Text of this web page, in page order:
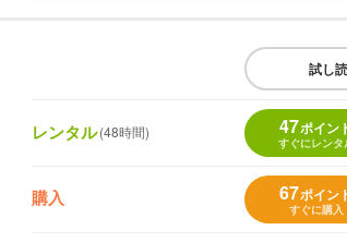
試し
レンタル(48時間) 47ポイン
すぐにレンタ
購入 67ポイン
すぐに購入